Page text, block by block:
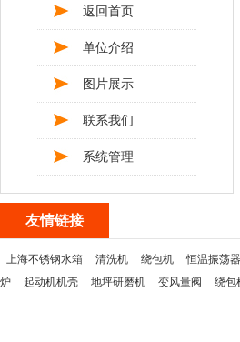
返回首页
单位介绍
图片展示
联系我们
系统管理
友情链接
上海不锈钢水箱 清洗机 绕包机 恒温振荡器
炉
起动机机壳 地坪研磨机 变风量阀 绕包